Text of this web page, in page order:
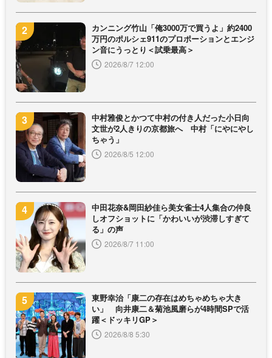
カンニング竹山「俺3000万で買うよ」約2400
万円のポルシェ911のプロポーションとエンジ
ン音にうっとり＜試乗最高＞
2026/8/7 12:00
中村雅俊とかつて中村の付き人だった小日向
文世が2人きりの京都旅へ 中村「にやにやし
ちゃう」
2026/8/5 12:00
中田花奈&岡田紗佳ら美女雀士4人集合の仲良
しオフショットに「かわいいが渋滞しすぎて
る」の声
2026/8/7 11:00
東野幸治「康二の存在はめちゃめちゃ大き
い」 向井康二＆菊池風磨らが4時間SPで活
躍＜ドッキリGP＞
2026/8/8 5:30